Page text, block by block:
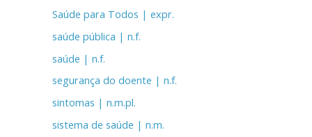
Saúde para Todos | expr.
saúde pública | n.f.
saúde | n.f.
segurança do doente | n.f.
sintomas | n.m.pl.
sistema de saúde | n.m.